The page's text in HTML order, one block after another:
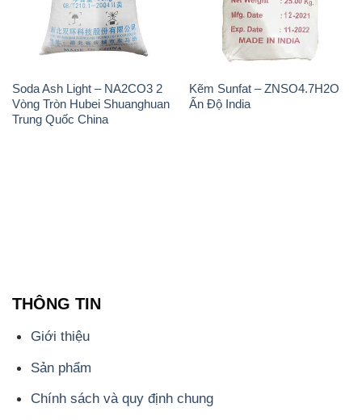
Soda Ash Light – NA2CO3 2
Vòng Tròn Hubei Shuanghuan
Trung Quốc China
Kẽm Sunfat – ZNSO4.7H2O
Ấn Độ India
THÔNG TIN
Giới thiệu
Sản phẩm
Chính sách và quy định chung